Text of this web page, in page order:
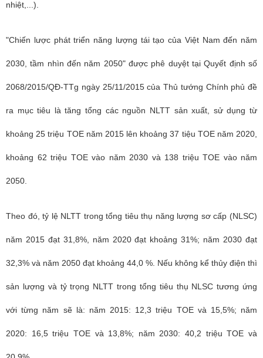
nhiệt,...).
"Chiến lược phát triển năng lượng tái tạo của Việt Nam đến năm
2030, tầm nhìn đến năm 2050" được phê duyệt tại Quyết định số
2068/2015/QĐ-TTg ngày 25/11/2015 của Thủ tướng Chính phủ đề
ra mục tiêu là tăng tổng các nguồn NLTT sản xuất, sử dụng từ
khoảng 25 triệu TOE năm 2015 lên khoảng 37 tiệu TOE năm 2020,
khoảng 62 triệu TOE vào năm 2030 và 138 triệu TOE vào năm
2050.
Theo đó, tỷ lệ NLTT trong tổng tiêu thụ năng lượng sơ cấp (NLSC)
năm 2015 đạt 31,8%, năm 2020 đạt khoảng 31%; năm 2030 đạt
32,3% và năm 2050 đạt khoảng 44,0 %. Nếu không kể thủy điện thì
sản lượng và tỷ trọng NLTT trong tổng tiêu thụ NLSC tương ứng
với từng năm sẽ là: năm 2015: 12,3 triệu TOE và 15,5%; năm
2020: 16,5 triệu TOE và 13,8%; năm 2030: 40,2 triệu TOE và